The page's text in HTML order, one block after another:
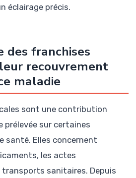
éclairage précis.
des franchises
recouvrement
maladie
sont une contribution
prélevée sur certaines
santé. Elles concernent
les actes
sanitaires. Depuis